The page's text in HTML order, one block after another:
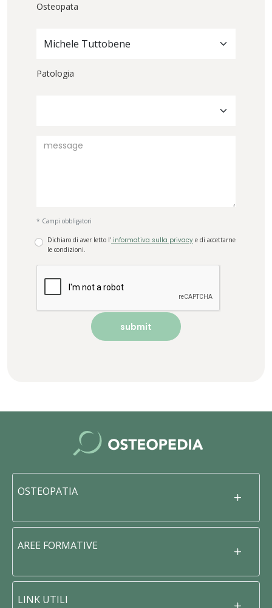
Osteopata
Michele Tuttobene
Patologia
* Campi obbligatori
Dichiaro di aver letto l' informativa sulla privacy e di accettarne
le condizioni.
OSTEOPATIA
AREE FORMATIVE
LINK UTILI